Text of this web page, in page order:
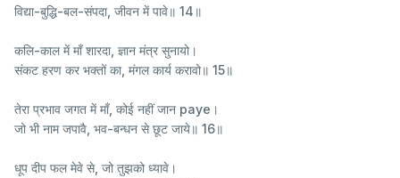
विद्या-बुद्धि-बल-संपदा, जीवन में पावे॥ 14॥
कलि-काल में माँ शारदा, ज्ञान मंत्र सुनायो।
संकट हरण कर भक्तों का, मंगल कार्य करावो॥ 15॥
तेरा प्रभाव जगत में माँ, कोई नहीं जान payе।
जो भी नाम जपावै, भव-बन्धन से छूट जाये॥ 16॥
धूप दीप फल मेवे से, जो तुझको ध्यावे।